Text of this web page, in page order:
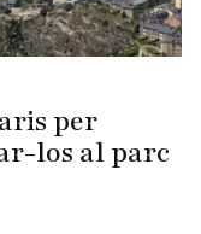
per
los al parc